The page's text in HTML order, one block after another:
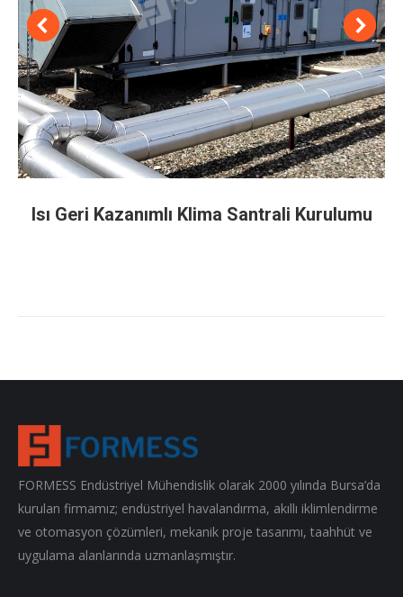
Isı Geri Kazanımlı Klima Santrali Kurulumu
FORMESS Endüstriyel Mühendislik olarak 2000 yılında Bursa’da
kurulan firmamız; endüstriyel havalandırma, akıllı iklimlendirme
ve otomasyon çözümleri, mekanik proje tasarımı, taahhüt ve
uygulama alanlarında uzmanlaşmıştır.